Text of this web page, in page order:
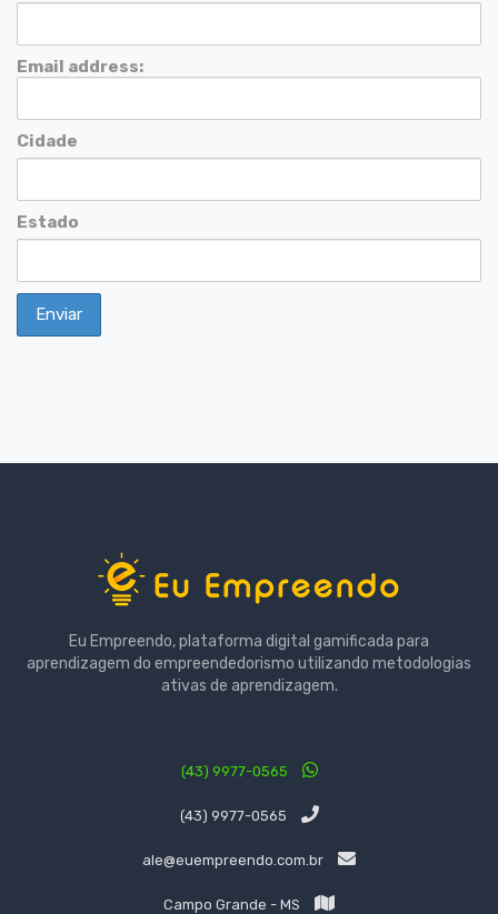
Email address:
Cidade
Estado
Eu Empreendo, plataforma digital gamificada para
aprendizagem do empreendedorismo utilizando metodologias
ativas de aprendizagem.
(43) 9977-0565
(43) 9977-0565
ale@euempreendo.com.br
Campo Grande - MS